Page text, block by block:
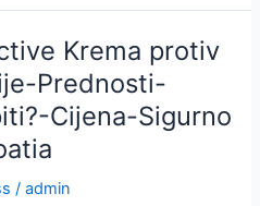
Krema protiv
Prednosti-
Cijena-Sigurno
/admin